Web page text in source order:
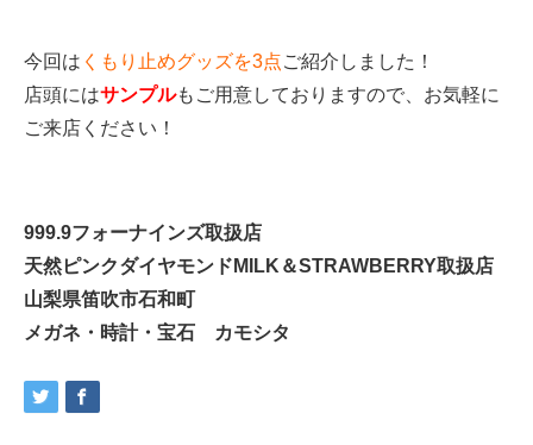
今回は くもり止めグッズを3点ご紹介しました！
店頭にはサンプルもご用意しておりますので、お気軽に
ご来店ください！
999.9フォーナインズ取扱店
天然ピンクダイヤモンドMILK＆STRAWBERRY取扱店
山梨県笛吹市石和町
メガネ・時計・宝石 カモシタ